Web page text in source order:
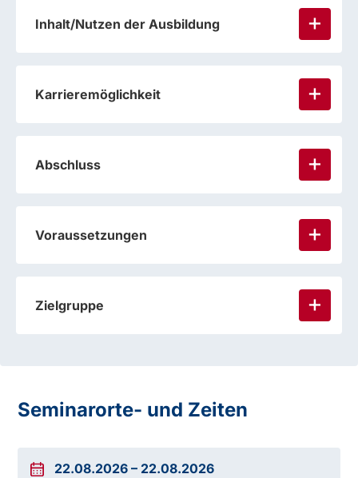
Inhalt/Nutzen der Ausbildung
Karrieremöglichkeit
Abschluss
Voraussetzungen
Zielgruppe
Seminarorte- und Zeiten
22.08.2026 – 22.08.2026